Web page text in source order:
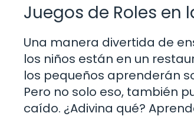
Juegos de Roles en
Una manera divertida de
los niños están en un
los pequeños aprenderán
Pero no solo eso, también
caído. ¿Adivina qué?